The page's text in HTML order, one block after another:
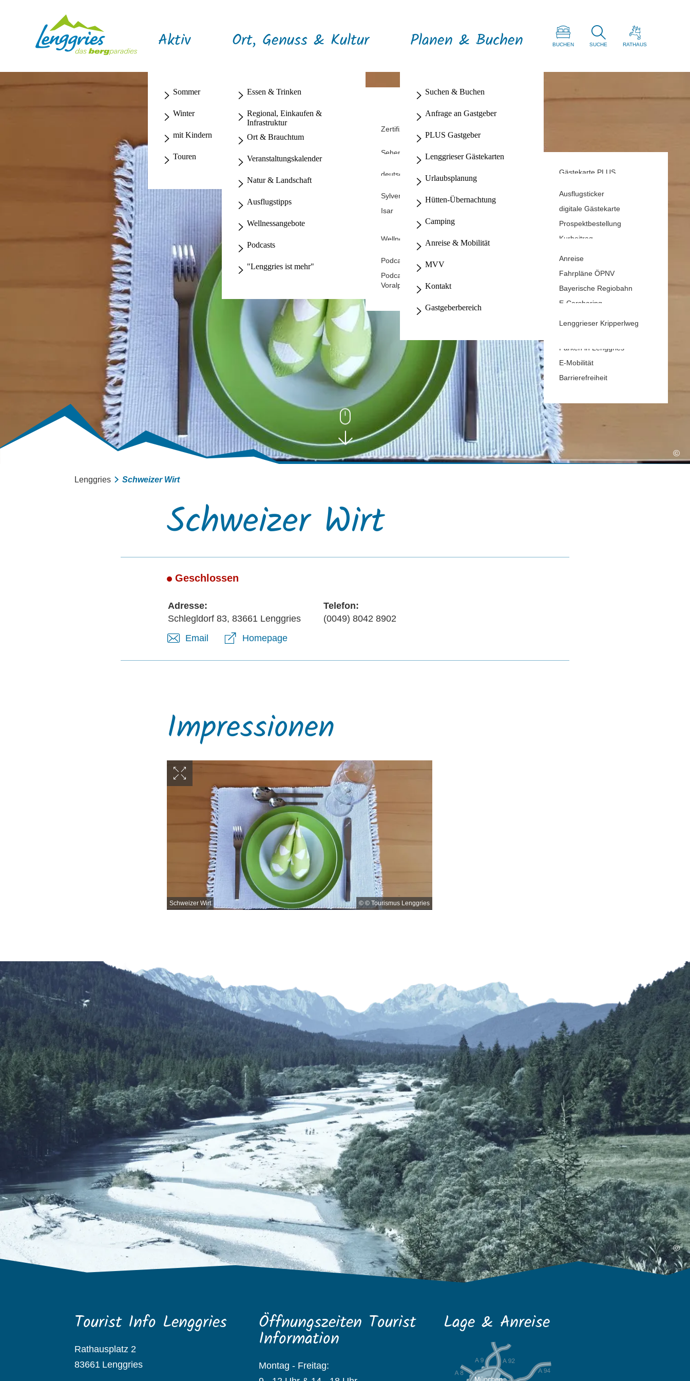
Aktiv
Sommer
Winter
Langlauf & Skaten
mit Kindern
Familien Winter
Touren
Ort, Genuss & Kultur
Essen & Trinken
Regional, Einkaufen &
Infrastruktur
Zertifizierte Produkte und
Unternehmen aus Lenggries
Einkaufen in Lenggries
Ort & Brauchtum
Sehenswertes
Lebendiges Brauchtum
Museum
Kräuterort Lenggries
Flößerdorf Lenggries
Veranstaltungskalender
deutscher Winterwandertag
Natur & Landschaft
Sylvensteinsee
Isar
Naturschutz
Ausflugstipps
Wellnessangebote
Wellness auf dem Holzerhof
Podcasts
Podcast - dochDort
Podcast - Die
Voralpenflüsterer
"Lenggries ist mehr"
Planen & Buchen
Suchen & Buchen
Anfrage an Gastgeber
PLUS Gastgeber
Lenggrieser Gästekarten
Gästekarte PLUS
Urlaubsplanung
Ausflugsticker
digitale Gästekarte
Prospektbestellung
Kurbeitrag
Reiseversicherung
Hütten-Übernachtung
Camping
Anreise & Mobilität
Anreise
Fahrpläne ÖPNV
Bayerische Regiobahn
E-Carsharing
Parken in Lenggries
E-Mobilität
Barrierefreiheit
MVV
Kontakt
Gastgeberbereich
Lenggrieser Kripperlweg
BUCHEN SUCHE RATHAUS
©
Lenggries Schweizer Wirt
Schweizer Wirt
Geschlossen
Adresse:
Schlegldorf 83, 83661 Lenggries
Telefon:
(0049) 8042 8902
Email
Homepage
Impressionen
© © Tourismus Lenggries
Schweizer Wirt
©
Tourist Info Lenggries
Rathausplatz 2
83661 Lenggries
Öffnungszeiten Tourist
Information
Montag - Freitag:
Lage & Anreise